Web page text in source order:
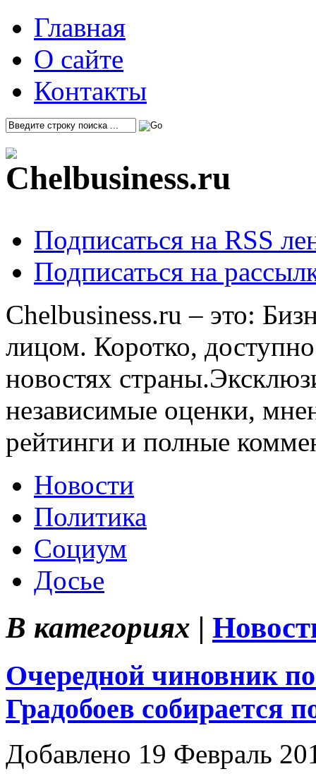
Главная
О сайте
Контакты
Подписаться на RSS
Подписаться на
Chelbusiness.ru – это:
лицом. Коротко,
новостях
независимые оценки,
рейтинги и полные
Новости
Политика
Социум
Досье
В категориях |
Очередной чиновник
Градобоев собирается
Добавлено 19 Февраль